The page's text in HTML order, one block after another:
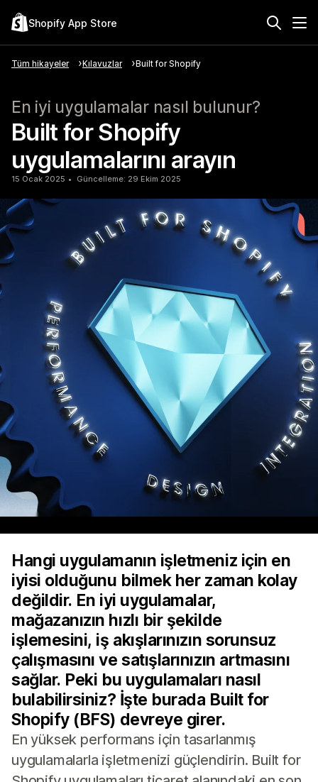
Shopify App Store
Tüm hikayeler Kılavuzlar Built for Shopify
En iyi uygulamalar nasıl bulunur?
Built for Shopify
uygulamalarını arayın
15 Ocak 2025 Güncelleme: 29 Ekim 2025
Hangi uygulamanın işletmeniz için en
iyisi olduğunu bilmek her zaman kolay
değildir. En iyi uygulamalar,
mağazanızın hızlı bir şekilde
işlemesini, iş akışlarınızın sorunsuz
çalışmasını ve satışlarınızın artmasını
sağlar. Peki bu uygulamaları nasıl
bulabilirsiniz? İşte burada Built for
Shopify (BFS) devreye girer.
En yüksek performans için tasarlanmış
uygulamalarla işletmenizi güçlendirin. Built for